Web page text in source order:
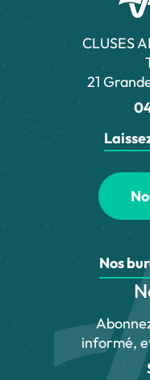
CLUSES
21
Nos
informé,